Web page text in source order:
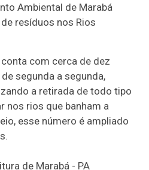
Ambiental de Marabá
resíduos nos Rios
com cerca de dez
segunda a segunda,
a retirada de todo tipo
nos rios que banham a
esse número é ampliado